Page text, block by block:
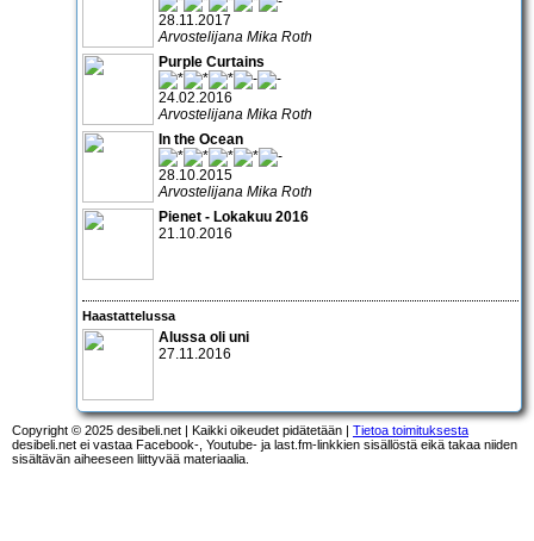
28.11.2017
Arvostelijana Mika Roth
Purple Curtains
24.02.2016
Arvostelijana Mika Roth
In the Ocean
28.10.2015
Arvostelijana Mika Roth
Pienet - Lokakuu 2016
21.10.2016
Haastattelussa
Alussa oli uni
27.11.2016
Copyright © 2025 desibeli.net | Kaikki oikeudet pidätetään | Tietoa toimituksesta
desibeli.net ei vastaa Facebook-, Youtube- ja last.fm-linkkien sisällöstä eikä takaa niiden
sisältävän aiheeseen liittyvää materiaalia.